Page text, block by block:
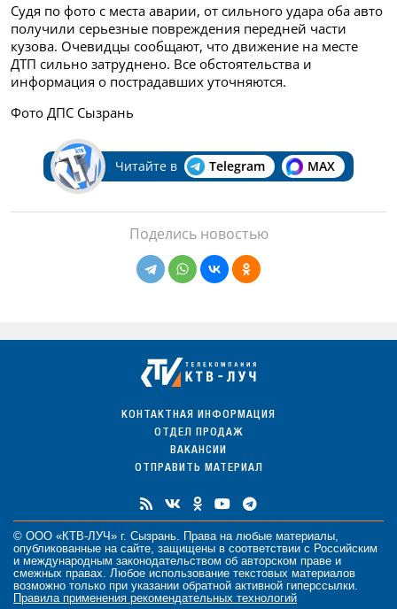
Судя по фото с места аварии, от сильного удара оба авто
получили серьезные повреждения передней части
кузова. Очевидцы сообщают, что движение на месте
ДТП сильно затруднено. Все обстоятельства и
информация о пострадавших уточняются.
Фото ДПС Сызрань
Читайте в Telegram MAX
Поделись новостью
КОНТАКТНАЯ ИНФОРМАЦИЯ
ОТДЕЛ ПРОДАЖ
ВАКАНСИИ
ОТПРАВИТЬ МАТЕРИАЛ
© ООО «КТВ-ЛУЧ» г. Сызрань. Права на любые материалы
опубликованные на сайте, защищены в соответствии с Российским
и международным законодательством об авторском праве и
смежных правах. Любое использование текстовых материалов
возможно только при указании обратной активной гиперссылки.
Правила применения рекомендательных технологий